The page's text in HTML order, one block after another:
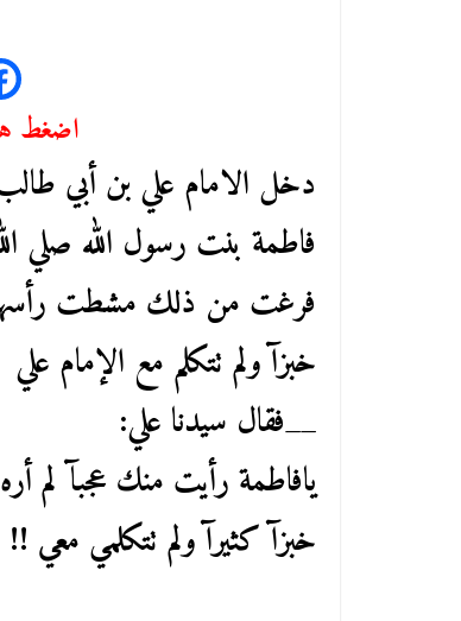
اضغط
دخل الامام علي بن أبي
فاطمة بنت رسول الله صلي
فرغت من ذلك مشطت
خبزآ ولم تتكلم مع الإمام علي
__فقال سيدنا علي:
يافاطمة رأيت منك عجبآ لم
خبزآ كثيرآ ولم تتكلمي معي !!